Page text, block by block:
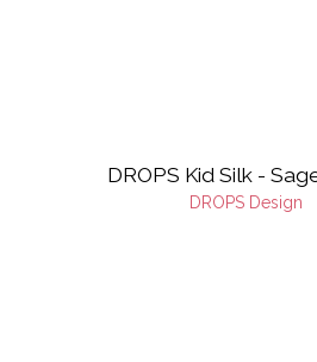
DROPS Kid Silk -
DROPS Design